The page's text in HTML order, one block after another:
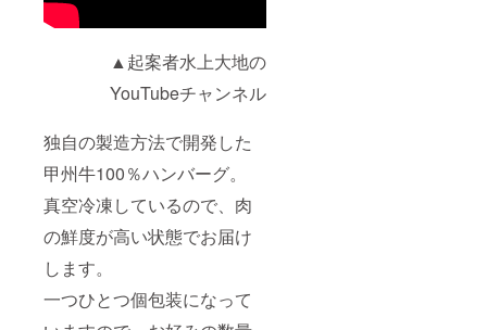
▲起案者水上大地の
YouTubeチャンネル
独自の製造方法で開発した
甲州牛100％ハンバーグ。
真空冷凍しているので、肉
の鮮度が高い状態でお届け
します。
一つひとつ個包装になって